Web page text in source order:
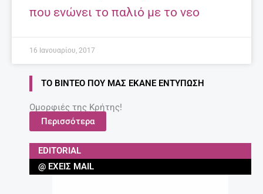
που ενώνει το παλιό με το νεο
16 Ιανουαρίου, 2017
ΤΟ ΒΊΝΤΕΟ ΠΟΥ ΜΑΣ ΈΚΑΝΕ ΕΝΤΎΠΩΣΗ
Ομορφιές της Κρήτης!
Περισσότερα
EDITORIAL
@ ΈΧΕΙΣ MAIL